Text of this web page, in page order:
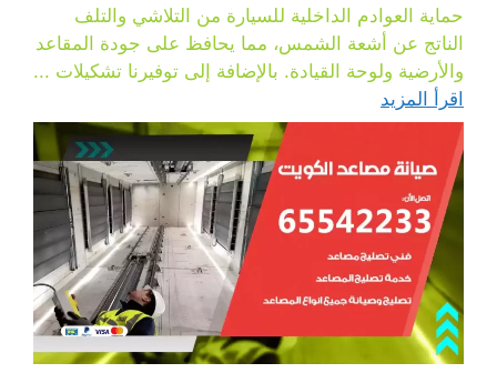
حماية العوادم الداخلية للسيارة من التلاشي والتلف
الناتج عن أشعة الشمس، مما يحافظ على جودة المقاعد
والأرضية ولوحة القيادة. بالإضافة إلى توفيرنا تشكيلات ...
اقرأ المزيد